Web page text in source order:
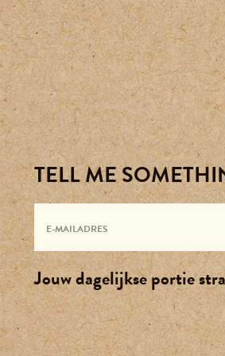
TELL ME
Jouw dagelijkse portie